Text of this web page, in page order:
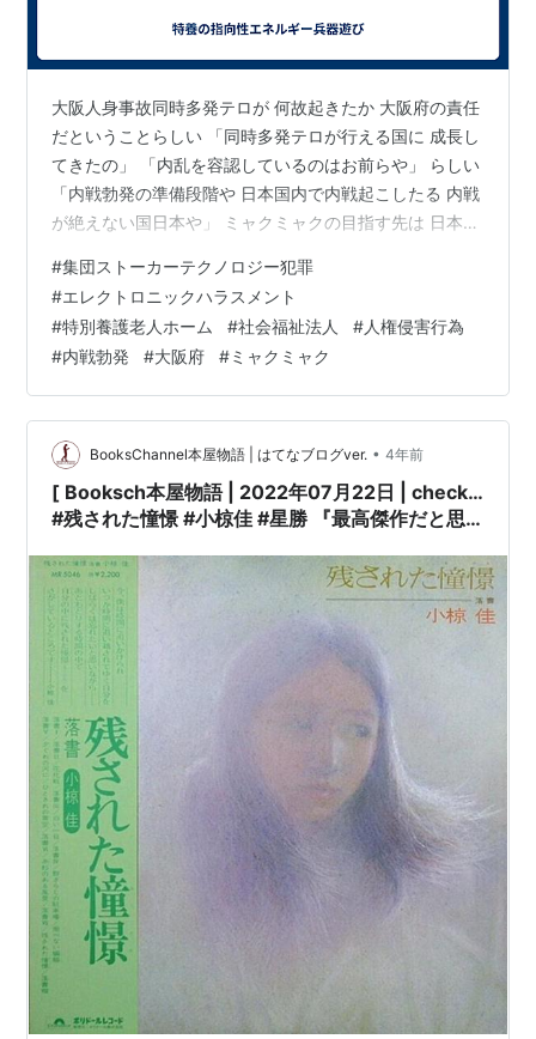
大阪人身事故同時多発テロが 何故起きたか 大阪府の責任
だということらしい 「同時多発テロが行える国に 成長し
てきたの」 「内乱を容認しているのはお前らや」 らしい
「内戦勃発の準備段階や 日本国内で内戦起こしたる 内戦
が絶えない国日本や」 ミャクミャクの目指す先は 日本を
#集団ストーカーテクノロジー犯罪
#エレクトロニックハラスメント
#特別養護老人ホーム #社会福祉法人 #人権侵害行為
#内戦勃発 #大阪府 #ミャクミャク
BooksChannel本屋物語 | はてなブログver. • 4年前
[ Booksch本屋物語 | 2022年07月22日 | check…
#残された憧憬 #小椋佳 #星勝 『最高傑作だと思